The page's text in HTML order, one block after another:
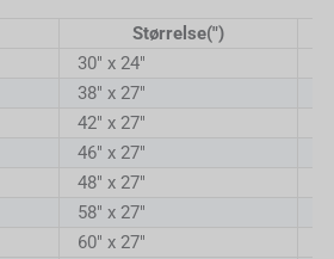
Størrelse(")
30" x 24"
38" x 27"
42" x 27"
46" x 27"
48" x 27"
58" x 27"
60" x 27"